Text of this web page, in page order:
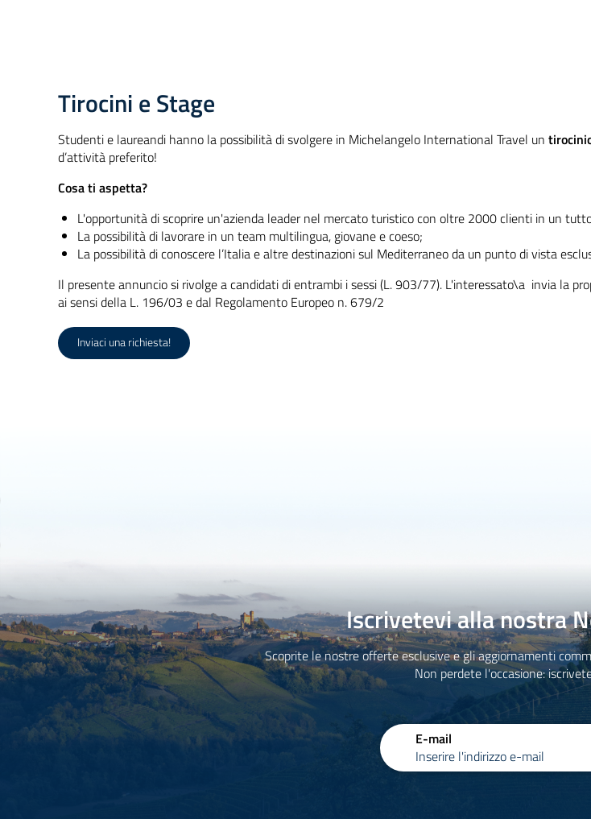
Tirocini e Stage
Studenti e laureandi hanno la possibilità di svolgere in Michelangelo International Travel un
d’attività preferito!
Cosa ti aspetta?
L'opportunità di scoprire un'azienda leader nel mercato turistico con oltre 2000 clienti in un
La possibilità di lavorare in un team multilingua, giovane e coeso;
La possibilità di conoscere l’Italia e altre destinazioni sul Mediterraneo da un punto di vista
Il presente annuncio si rivolge a candidati di entrambi i sessi (L. 903/77). L'interessato\a invia la
ai sensi della L. 196/03 e dal Regolamento Europeo n. 679/2
Inviaci una richiesta!
Iscrivetevi alla nostra
Scoprite le nostre offerte esclusive e gli aggiornamenti
Non perdete l'occasione:
E-mail
Inserire l'indirizzo e-mail